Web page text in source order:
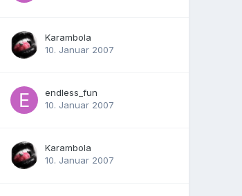
Karambola
10. Januar 2007
endless_fun
10. Januar 2007
Karambola
10. Januar 2007